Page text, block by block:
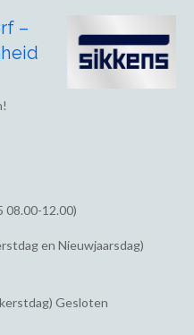
–
08.00-12.00)
en Nieuwjaarsdag)
Gesloten